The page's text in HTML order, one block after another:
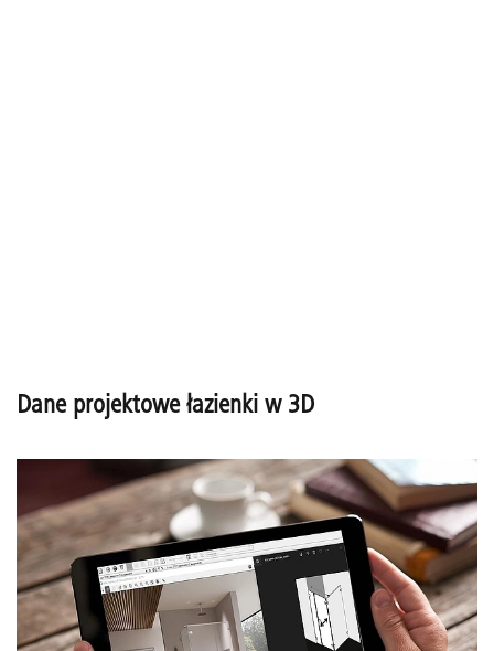
Dane projektowe łazienki w 3D